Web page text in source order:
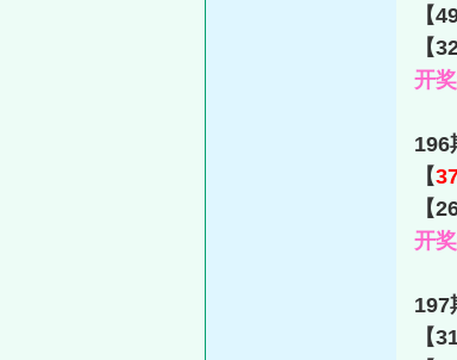
【
【
开
196
【
【
开
197
【